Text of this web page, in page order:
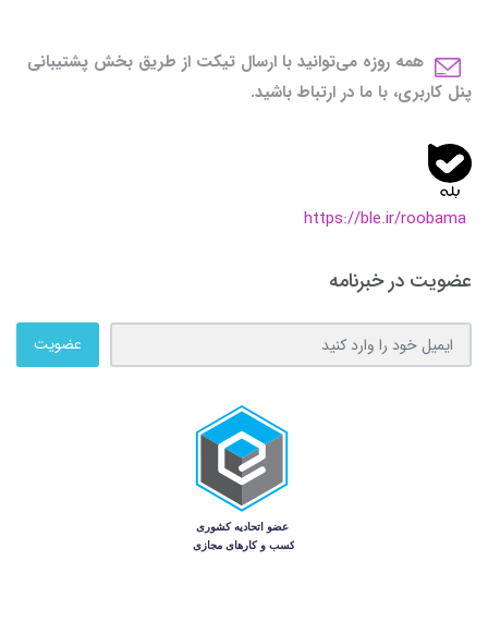
همه روزه می‌توانید با ارسال تیکت از طریق بخش پشتیبانی
پنل کاربری، با ما در ارتباط باشید.
https://ble.ir/roobama
عضویت در خبرنامه
عضویت